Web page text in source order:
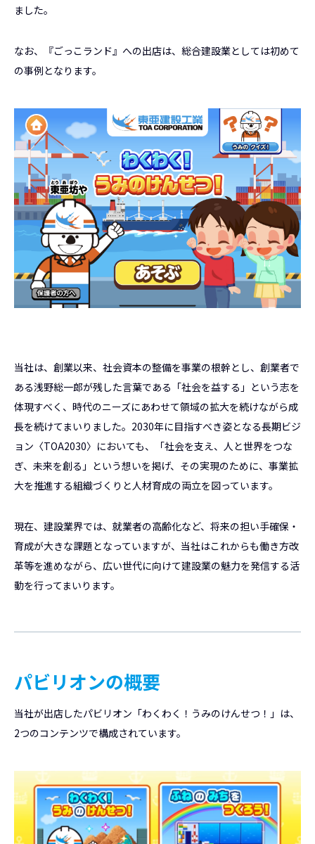
ました。
なお、『ごっこランド』への出店は、総合建設業としては初めて
の事例となります。
当社は、創業以来、社会資本の整備を事業の根幹とし、創業者で
ある浅野総一郎が残した言葉である「社会を益する」という志を
体現すべく、時代のニーズにあわせて領域の拡大を続けながら成
長を続けてまいりました。2030年に目指すべき姿となる長期ビジ
ョン〈TOA2030〉においても、「社会を支え、人と世界をつな
ぎ、未来を創る」という想いを掲げ、その実現のために、事業拡
大を推進する組織づくりと人材育成の両立を図っています。
現在、建設業界では、就業者の高齢化など、将来の担い手確保・
育成が大きな課題となっていますが、当社はこれからも働き方改
革等を進めながら、広い世代に向けて建設業の魅力を発信する活
動を行ってまいります。
パビリオンの概要
当社が出店したパビリオン「わくわく！うみのけんせつ！」は、
2つのコンテンツで構成されています。